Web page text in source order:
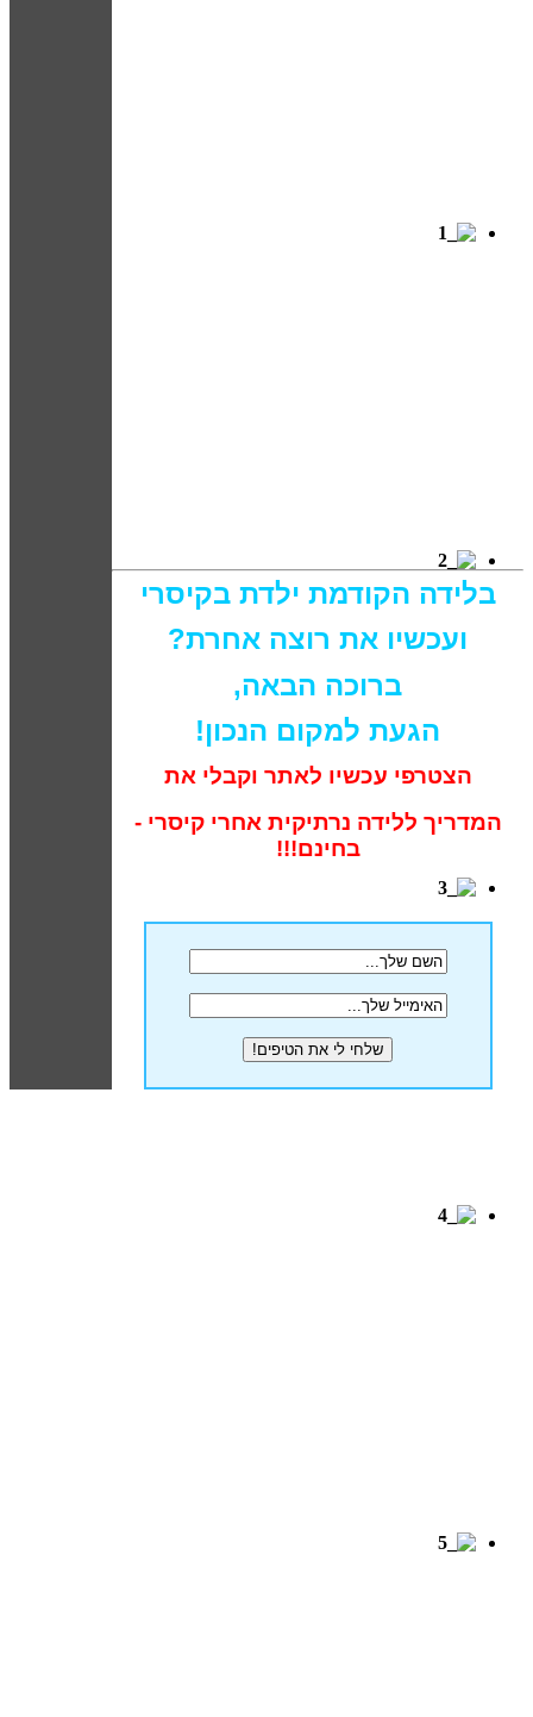
בלידה הקודמת ילדת בקיסרי
ועכשיו את רוצה אחרת?
ברוכה הבאה,
הגעת למקום הנכון!
הצטרפי עכשיו לאתר וקבלי את
המדריך ללידה נרתיקית אחרי קיסרי -
בחינם!!!